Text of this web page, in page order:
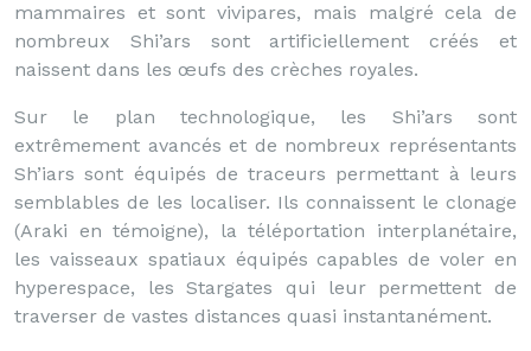
mammaires et sont vivipares, mais malgré cela de
nombreux Shi’ars sont artificiellement créés et
naissent dans les œufs des crèches royales.
Sur le plan technologique, les Shi’ars sont
extrêmement avancés et de nombreux représentants
Sh’iars sont équipés de traceurs permettant à leurs
semblables de les localiser. Ils connaissent le clonage
(Araki en témoigne), la téléportation interplanétaire,
les vaisseaux spatiaux équipés capables de voler en
hyperespace, les Stargates qui leur permettent de
traverser de vastes distances quasi instantanément.